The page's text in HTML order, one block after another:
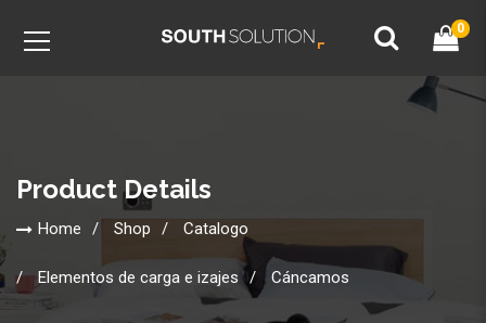
0
Product Details
Home Shop Catalogo
Elementos de carga e izajes Cáncamos